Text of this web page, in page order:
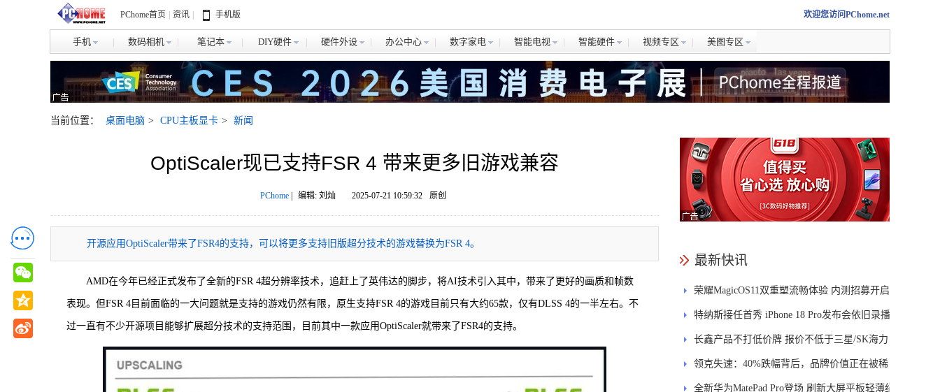
PChome首页 资讯 手机版 欢迎您访问PChome.net
手机 数码相机 笔记本 DIY硬件 硬件外设 办公中心 数字家电 智能电视 智能硬件 视频专区 美图专区
当前位置： 桌面电脑 > CPU主板显卡 > 新闻
OptiScaler现已支持FSR 4 带来更多旧游戏兼容
PChome| 编辑: 刘灿 2025-07-21 10:59:32 原创
开源应用OptiScaler带来了FSR4的支持，可以将更多支持旧版超分技术的游戏替换为FSR 4。
AMD在今年已经正式发布了全新的FSR 4超分辨率技术，追赶上了英伟达的脚步，将AI技术引入其中，带来了更好的画质和帧数
表现。但FSR 4目前面临的一大问题就是支持的游戏仍然有限，原生支持FSR 4的游戏目前只有大约65款，仅有DLSS 4的一半左右。不
过一直有不少开源项目能够扩展超分技术的支持范围，目前其中一款应用OptiScaler就带来了FSR4的支持。
最新快讯
荣耀MagicOS11双重塑流畅体验 内测招募开启
特纳斯接任首秀 iPhone 18 Pro发布会依旧录播
长鑫产品不打低价牌 报价不低于三星/SK海力
士
领克失速：40%跌幅背后，品牌价值正在被稀
释
全新华为MatePad Pro登场 刷新大屏平板轻薄纪